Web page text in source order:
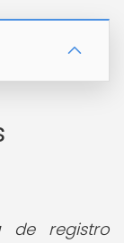
de registro